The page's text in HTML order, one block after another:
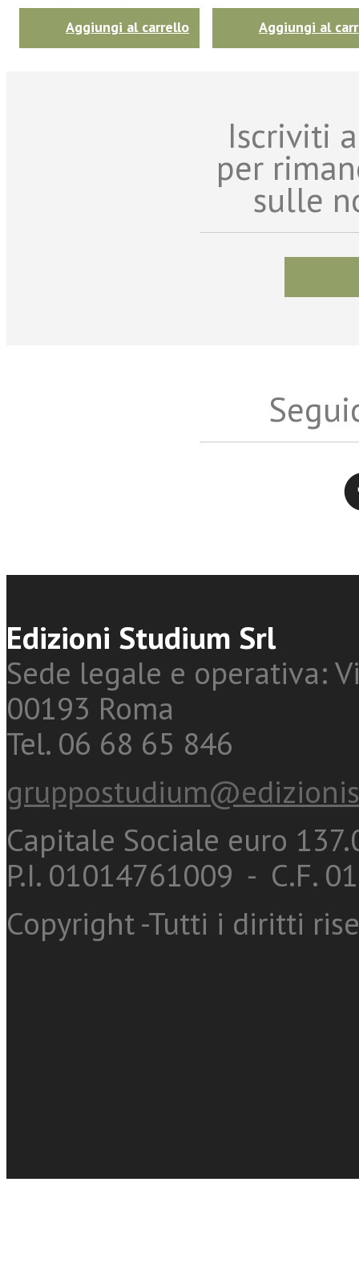
Aggiungi al carrello Aggiungi al
Iscriviti
per
sulle
Edizioni Studium Srl
Sede legale e operativa:
00193 Roma
Tel. 06 68 65 846
Capitale Sociale euro
P.I. 01014761009 - C.F.
Copyright -Tutti i diritti